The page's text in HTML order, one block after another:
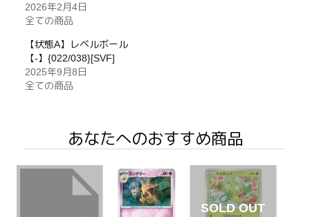
2026年2月4日
全ての商品
【状態A】レベルボール
【-】{022/038}[SVF]
2025年9月8日
全ての商品
あなたへのおすすめ商品